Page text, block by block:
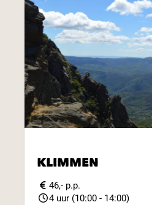
KLIMMEN
46,- p.p.
4 uur (10:00 - 14:00)